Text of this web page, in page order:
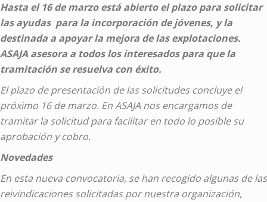
Hasta el 16 de marzo está abierto el plazo para solicitar
las ayudas para la incorporación de jóvenes, y la
destinada a apoyar la mejora de las explotaciones.
ASAJA asesora a todos los interesados para que la
tramitación se resuelva con éxito.
El plazo de presentación de las solicitudes concluye el
próximo 16 de marzo. En ASAJA nos encargamos de
tramitar la solicitud para facilitar en todo lo posible su
aprobación y cobro.
Novedades
En esta nueva convocatoria, se han recogido algunas de las
reivindicaciones solicitadas por nuestra organización,